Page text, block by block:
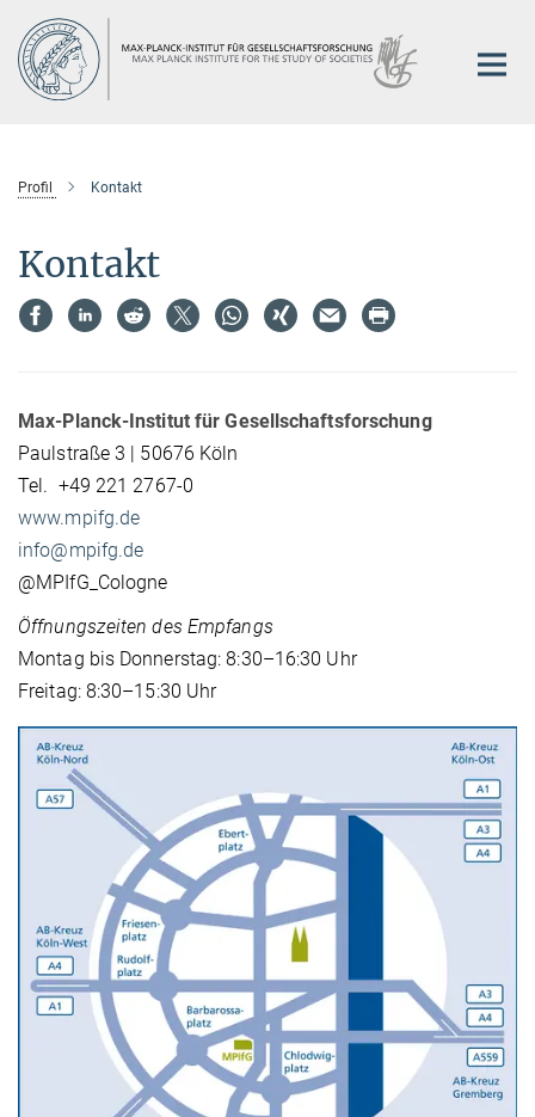
Hauptinhalt
Profil Kontakt
Kontakt
Max-Planck-Institut für Gesellschaftsforschung
Paulstraße 3 | 50676 Köln
Tel. +49 221 2767-0
www.mpifg.de
info@mpifg.de
@MPIfG_Cologne
Öffnungszeiten des Empfangs
Montag bis Donnerstag: 8:30–16:30 Uhr
Freitag: 8:30–15:30 Uhr